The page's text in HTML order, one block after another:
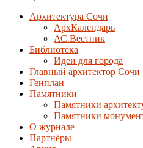
Архитектура Сочи
АрхКалендарь
АС.Вестник
Библиотека
Идеи для города
Главный архитектор Сочи
Генплан
Памятники
Памятники
Памятники
О журнале
Партнёры